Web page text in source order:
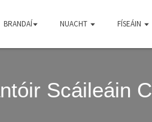
BRANDAÍ NUACHT FÍSEÁIN
Scáileáin